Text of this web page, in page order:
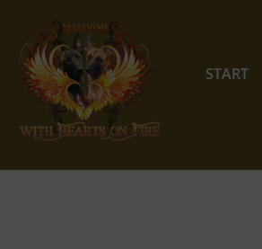
Inhalt
springen
START